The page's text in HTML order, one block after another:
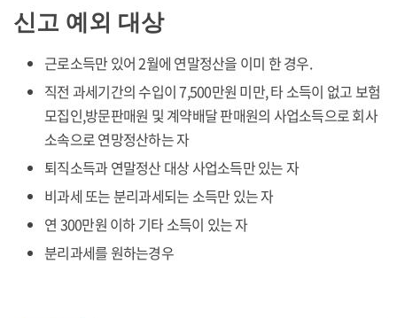
신고 예외 대상
근로소득만 있어 2월에 연말정산을 이미 한 경우.
직전 과세기간의 수입이 7,500만원 미만, 타 소득이 없고 보험
모집인,방문판매원 및 계약배달 판매원의 사업소득으로 회사
소속으로 연망정산하는 자
퇴직소득과 연말정산 대상 사업소득만 있는 자
비과세 또는 분리과세되는 소득만 있는 자
연 300만원 이하 기타 소득이 있는 자
분리과세를 원하는경우